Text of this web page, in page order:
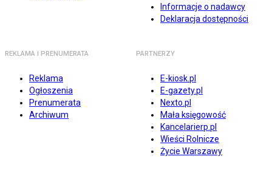
Informacje o nadawcy
Deklaracja dostępności
REKLAMA I PRENUMERATA
Reklama
Ogłoszenia
Prenumerata
Archiwum
PARTNERZY
E-kiosk.pl
E-gazety.pl
Nexto.pl
Mała księgowość
Kancelarierp.pl
Wieści Rolnicze
Życie Warszawy